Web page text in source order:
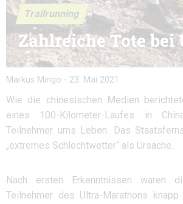
Trailrunning
Zahlreiche Tote
Markus Mingo - 23. Mai 2021
Wie die chinesischen Medien
eines 100-Kilometer-Laufes in
Teilnehmer ums Leben. Das
„extremes Schlechtwetter“ als Ursache.
Nach ersten Erkenntnissen waren
Teilnehmer des Ultra-Marathons